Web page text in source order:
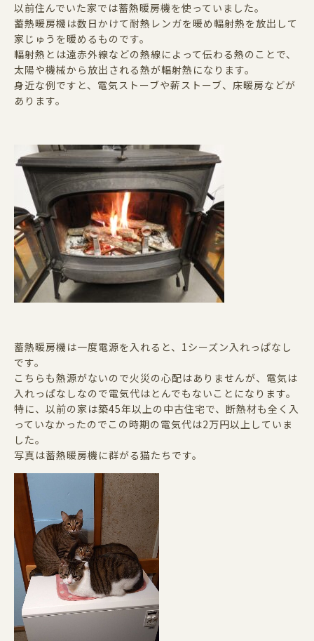
以前住んでいた家では蓄熱暖房機を使っていました。
蓄熱暖房機は数日かけて耐熱レンガを暖め輻射熱を放出して
家じゅうを暖めるものです。
輻射熱とは遠赤外線などの熱線によって伝わる熱のことで、
太陽や機械から放出される熱が輻射熱になります。
身近な例ですと、電気ストーブや薪ストーブ、床暖房などが
あります。
蓄熱暖房機は一度電源を入れると、1シーズン入れっぱなし
です。
こちらも熱源がないので火災の心配はありませんが、電気は
入れっぱなしなので電気代はとんでもないことになります。
特に、以前の家は築45年以上の中古住宅で、断熱材も全く入
っていなかったのでこの時期の電気代は2万円以上していま
した。
写真は蓄熱暖房機に群がる猫たちです。